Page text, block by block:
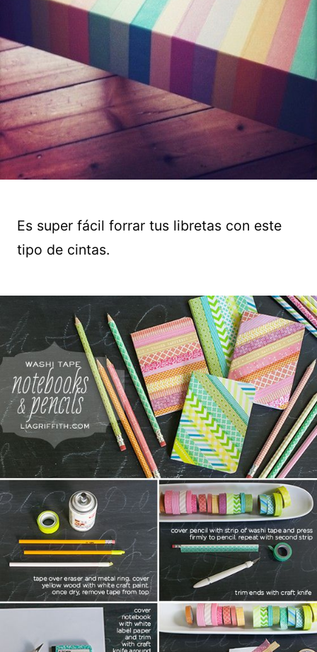
Es super fácil forrar tus libretas con este
tipo de cintas.